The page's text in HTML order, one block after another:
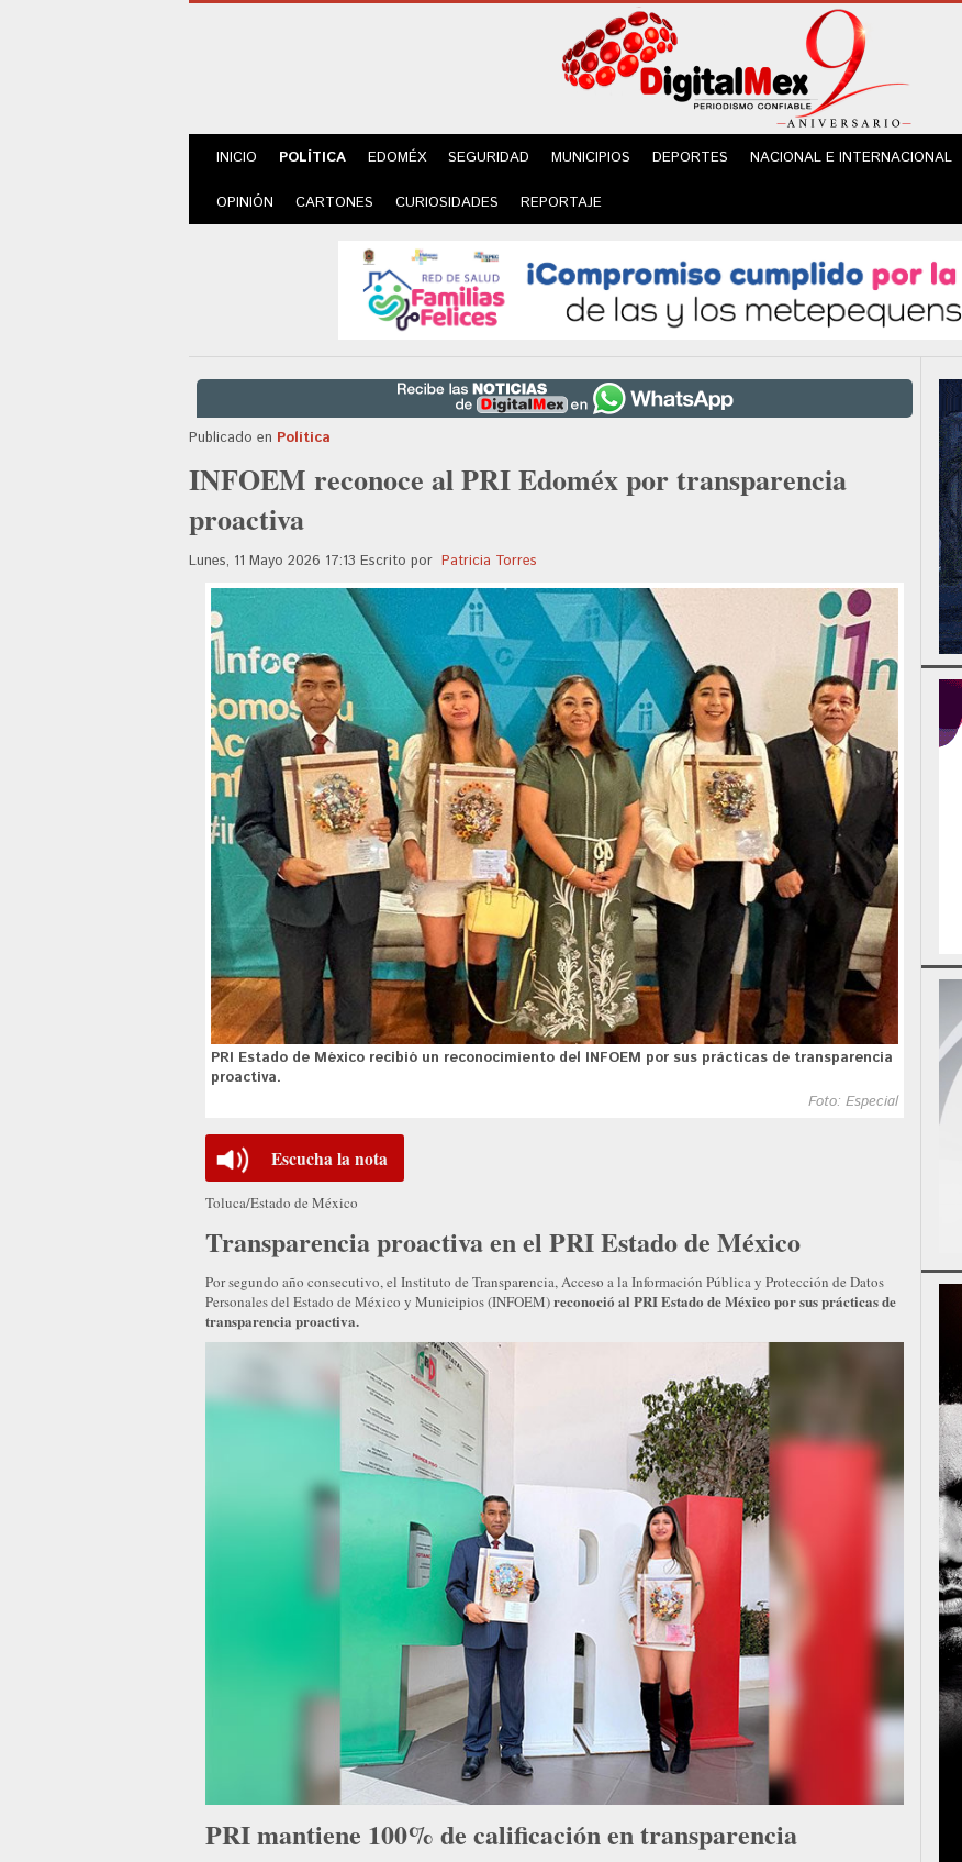
INICIO POLÍTICA EDOMÉX SEGURIDAD MUNICIPIOS DEPORTES NACIONAL E INTERNACIONAL
OPINIÓN CARTONES CURIOSIDADES REPORTAJE
Publicado en Política
INFOEM reconoce al PRI Edoméx por transparencia
proactiva
Lunes, 11 Mayo 2026 17:13 Escrito por Patricia Torres
PRI Estado de México recibió un reconocimiento del INFOEM por sus prácticas de transparencia
proactiva.
Foto: Especial
Escucha la nota
Toluca/Estado de México
Transparencia proactiva en el PRI Estado de México
Por segundo año consecutivo, el Instituto de Transparencia, Acceso a la Información Pública y Protección de Datos
Personales del Estado de México y Municipios (INFOEM)reconoció al PRI Estado de México por sus prácticas de
transparencia proactiva.
PRI mantiene 100% de calificación en transparencia